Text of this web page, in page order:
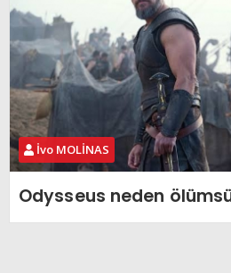
İvo MOLİNAS
Odysseus neden